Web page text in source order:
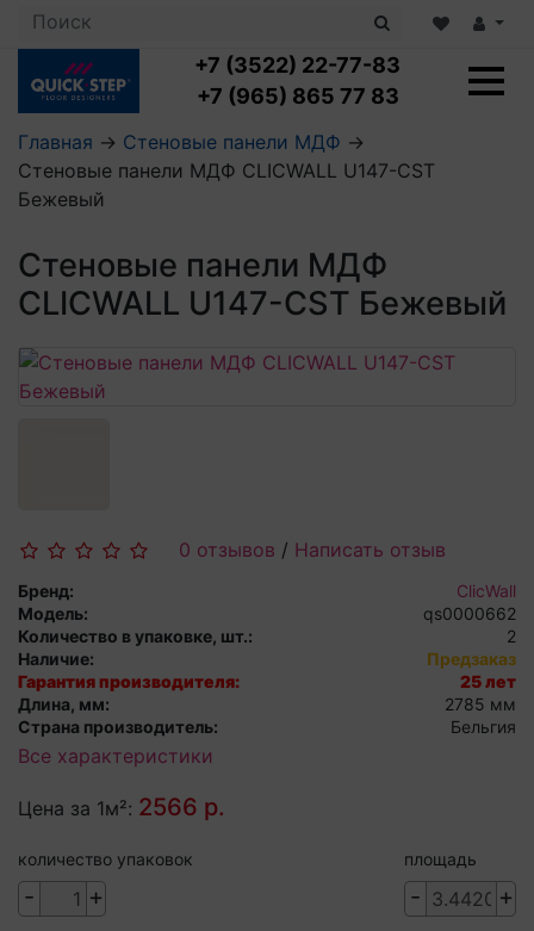
+7 (3522) 22-77-83
+7 (965) 865 77 83
Ламинат с укладкой
Влагостойкий ламинат
LOC FLOOR FANCY
LOC FLOOR ARCTIC
Посмотреть все категории
Кварцвиниловая плитка с укладкой
Клеевая кварцвиниловая плитка
Кварцвинил SPC OASIS
Профили для ступеней
Подложка
Аксессуары для стеновых панелей
Главная → Стеновые панели МДФ →
Стеновые панели МДФ CLICWALL U147-CST
Бежевый
Стеновые панели МДФ
CLICWALL U147-CST Бежевый
0 отзывов / Написать отзыв
Бренд:
ClicWall
Модель:
qs0000662
Количество в упаковке, шт.:
2
Наличие:
Предзаказ
Гарантия производителя:
25 лет
Длина, мм:
2785 мм
Страна производитель:
Бельгия
Все характеристики
Цена за 1м²: 2566 р.
количество упаковок
- +
площадь
- +